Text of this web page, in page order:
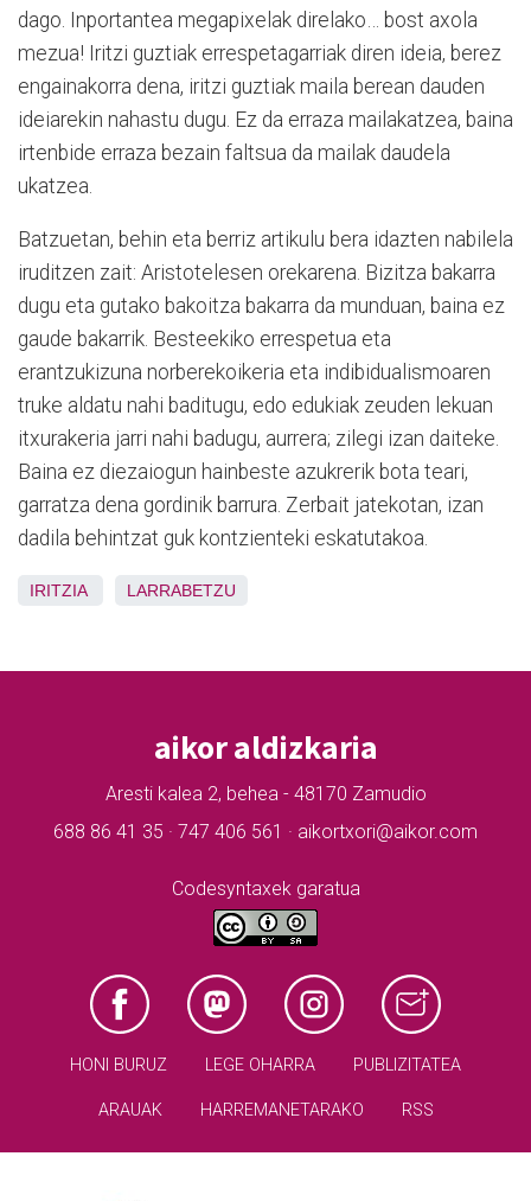
dago. Inportantea megapixelak direlako… bost axola
mezua! Iritzi guztiak errespetagarriak diren ideia, berez
engainakorra dena, iritzi guztiak maila berean dauden
ideiarekin nahastu dugu. Ez da erraza mailakatzea, baina
irtenbide erraza bezain faltsua da mailak daudela
ukatzea.
Batzuetan, behin eta berriz artikulu bera idazten nabilela
iruditzen zait: Aristotelesen orekarena. Bizitza bakarra
dugu eta gutako bakoitza bakarra da munduan, baina ez
gaude bakarrik. Besteekiko errespetua eta
erantzukizuna norberekoikeria eta indibidualismoaren
truke aldatu nahi baditugu, edo edukiak zeuden lekuan
itxurakeria jarri nahi badugu, aurrera; zilegi izan daiteke.
Baina ez diezaiogun hainbeste azukrerik bota teari,
garratza dena gordinik barrura. Zerbait jatekotan, izan
dadila behintzat guk kontzienteki eskatutakoa.
IRITZIA LARRABETZU
aikor aldizkaria
Aresti kalea 2, behea - 48170 Zamudio
688 86 41 35 · 747 406 561 · aikortxori@aikor.com
Codesyntaxek garatua
HONI BURUZ LEGE OHARRA PUBLIZITATEA
ARAUAK HARREMANETARAKO RSS